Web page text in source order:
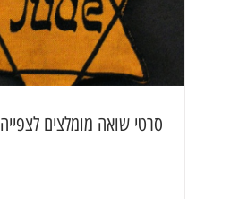
סרטי שואה מומלצים